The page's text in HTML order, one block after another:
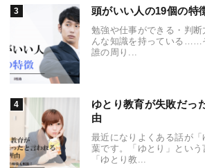
頭がいい人の19個の特
勉強や仕事ができる・判
んな知識を持っている……
誰の周り...
ゆとり教育が失敗だっ
由
最近になりよくある話が
葉です。「ゆとり」とい
「ゆとり教...